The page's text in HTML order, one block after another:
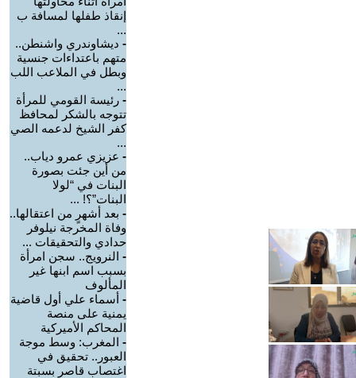
إنقاذ طفلها لمسافة ب
...
- ديشاوندري واشنطن..
متهم باعتداءات جنسية
وبطل في الملاعب اللب
...
- رئيسة القومي للمرأة
تتوجه بالشكر لمحافظ
كفر الشيخ لدعمه الصي
...
- عزيزي عمرو دياب..
من أين جئت بصورة
البنات في “لولا
البنات”؟! ...
- بعد أشهرٍ من اعتقالها..
وفاة المخرجة نيلوفر
حدادي والتحقيقات ...
- النرويج.. سجن امرأة
بسبب اسم ابنها غير
المألوف
- أسماء علي أول قاضية
يمنية على منصة
المحاكم الأميركية
- المغرب: وسط موجة
العبور.. تحقيق في
اغتصاب قاصر بسبتة